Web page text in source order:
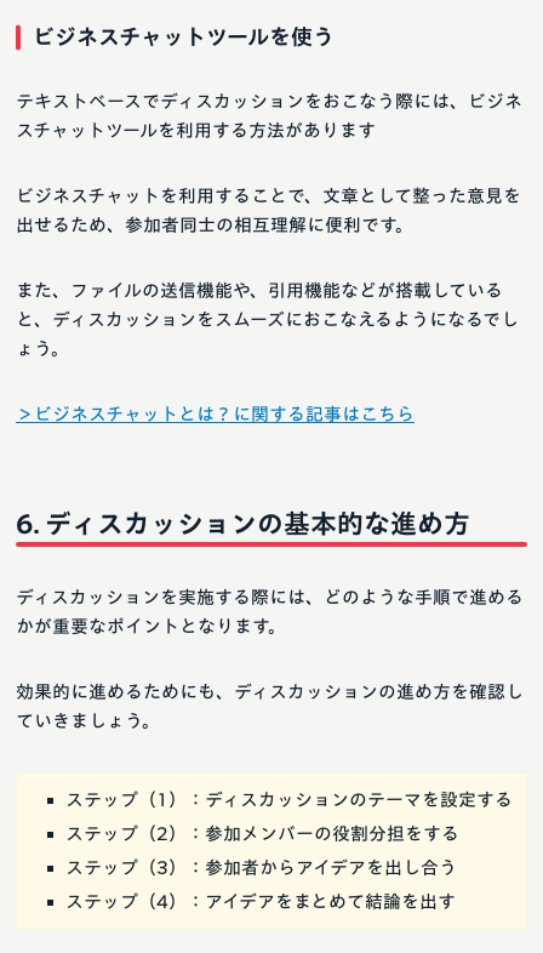
ビジネスチャットツールを使う
テキストベースでディスカッションをおこなう際には、ビジネ
スチャットツールを利用する方法があります
ビジネスチャットを利用することで、文章として整った意見を
出せるため、参加者同士の相互理解に便利です。
また、ファイルの送信機能や、引用機能などが搭載している
と、ディスカッションをスムーズにおこなえるようになるでし
ょう。
＞ビジネスチャットとは？に関する記事はこちら
ディスカッションの基本的な進め方
ディスカッションを実施する際には、どのような手順で進める
かが重要なポイントとなります。
効果的に進めるためにも、ディスカッションの進め方を確認し
ていきましょう。
ステップ（1）：ディスカッションのテーマを設定する
ステップ（2）：参加メンバーの役割分担をする
ステップ（3）：参加者からアイデアを出し合う
ステップ（4）：アイデアをまとめて結論を出す